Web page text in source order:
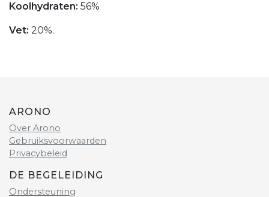
Koolhydraten: 56%
Vet: 20%.
ARONO
Over Arono
Gebruiksvoorwaarden
Privacybeleid
DE BEGELEIDING
Ondersteuning